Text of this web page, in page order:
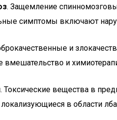
. Защемление
симптомы включают
и
вмешательство и
. Токсические вещества в
в области